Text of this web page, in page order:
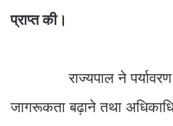
प्राप्त की।
राज्यपाल ने पर्यावरण
जागरूकता बढ़ाने तथा